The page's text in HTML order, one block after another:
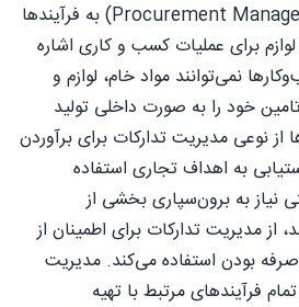
مدیریت تدارکات (Procurement Management) به فرآیندها
برای عملیات کسب و کاری اشاره
نمی‌توانند مواد خام، لوازم و
خود را به صورت داخلی تولید
از نوعی مدیریت تدارکات برای برآوردن
به اهداف تجاری استفاده
نیاز به برون‌سپاری بخشی از
مدیریت تدارکات برای اطمینان از
بودن استفاده می‌کند. مدیریت
فرآیندهای مرتبط با تهیه